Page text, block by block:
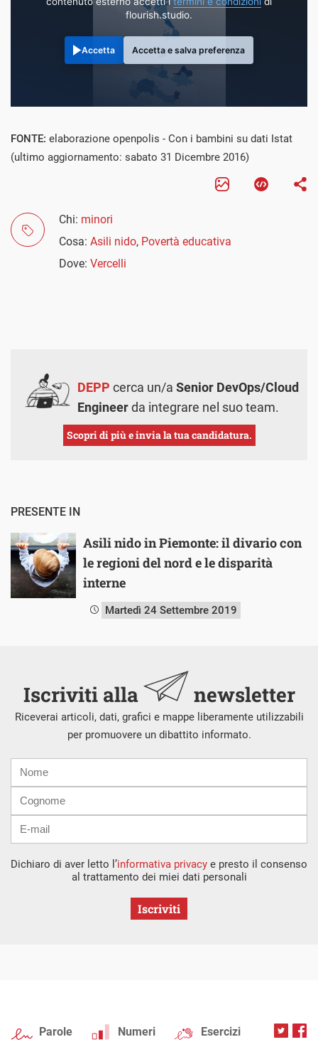
flourish.studio.
Accetta Accetta e salva preferenza
FONTE: elaborazione openpolis - Con i bambini su dati Istat
(ultimo aggiornamento: sabato 31 Dicembre 2016)
Chi: minori
Cosa: Asili nido, Povertà educativa
Dove: Vercelli
DEPP cerca un/a Senior DevOps/Cloud
Engineerda integrare nel suo team.
Scopri di più e invia la tua candidatura.
PRESENTE IN
Asili nido in Piemonte: il divario con
le regioni del nord e le disparità
interne
Martedì 24 Settembre 2019
Iscriviti alla newsletter
Riceverai articoli, dati, grafici e mappe liberamente utilizzabili
per promuovere un dibattito informato.
mail
Dichiaro di aver letto l’informativa privacy e presto il consenso
al trattamento dei miei dati personali
Iscriviti
Parole Numeri Esercizi